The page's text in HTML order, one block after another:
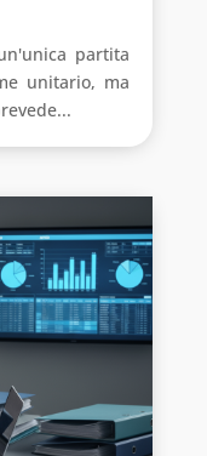
partita
unitario, ma